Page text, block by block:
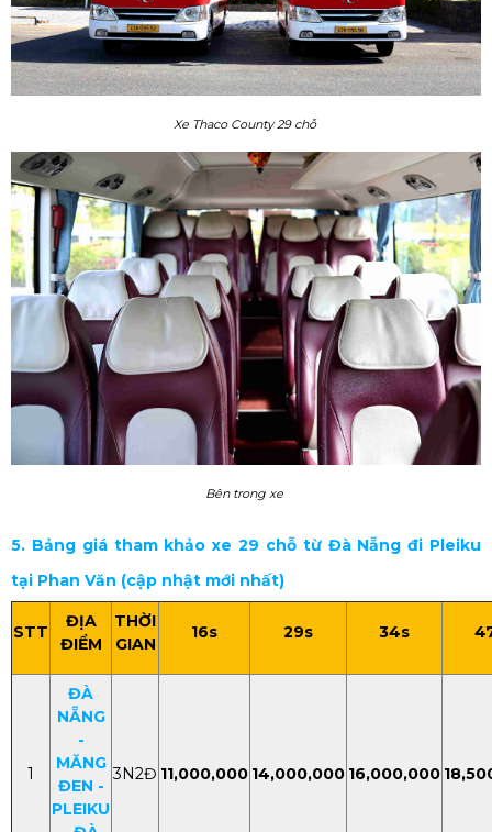
Xe Thaco County 29 chỗ
Bên trong xe
5. Bảng giá tham khảo xe 29 chỗ từ Đà Nẵng đi Pleiku
tại Phan Văn (cập nhật mới nhất)
STT
ĐỊA
ĐIỂM
THỜI
GIAN
16s 29s 34s
1
ĐÀ
NẴNG
-
MĂNG
ĐEN -
PLEIKU
3N2Đ 11,000,000 14,000,000 16,000,000